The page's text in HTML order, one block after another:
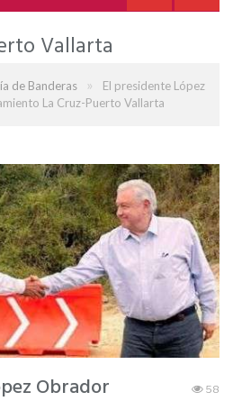
Vallarta
de Banderas »
El presidente López
La Cruz-Puerto Vallarta
Obrador
58